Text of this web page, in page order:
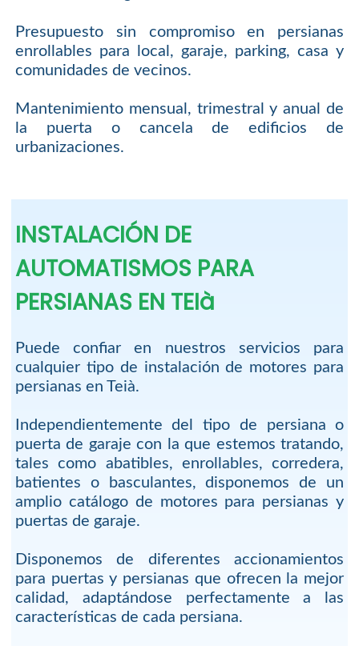
Presupuesto sin compromiso en persianas
enrollables para local, garaje, parking, casa y
comunidades de vecinos.
Mantenimiento mensual, trimestral y anual de
la puerta o cancela de edificios de
urbanizaciones.
INSTALACIÓN DE
AUTOMATISMOS PARA
PERSIANAS EN TEIà
Puede confiar en nuestros servicios para
cualquier tipo de instalación de motores para
persianas en Teià.
Independientemente del tipo de persiana o
puerta de garaje con la que estemos tratando,
tales como abatibles, enrollables, corredera,
batientes o basculantes, disponemos de un
amplio catálogo de motores para persianas y
puertas de garaje.
Disponemos de diferentes accionamientos
para puertas y persianas que ofrecen la mejor
calidad, adaptándose perfectamente a las
características de cada persiana.